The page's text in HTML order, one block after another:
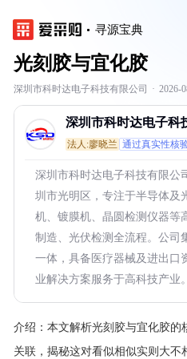
寻源宝典
光刻胶与宜化胶
深圳市科时达电子科技有限公司 · 2026-
深圳市科时达电子科
法人:廖晓兰 通过真实性核
深圳市科时达电子科技有限公
圳市光明区，专注于半导体及
机、镀膜机、晶圆检测仪器等
制造、光伏检测全流程。公司
一体，具备医疗器械及进出口
业解决方案服务于高科技产业。
介绍： 本文解析光刻胶与宜化胶的
关联，揭秘这对看似相似实则大